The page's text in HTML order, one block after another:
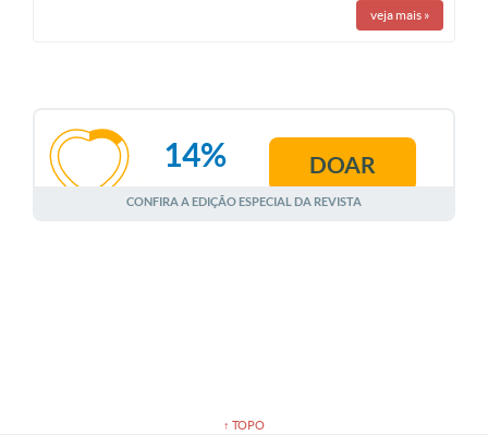
veja mais »
AGOSTO
14% DOAR
CONFIRA A EDIÇÃO ESPECIAL DA REVISTA
↑ TOPO